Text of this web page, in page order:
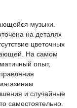
музыки.
на деталях
цветочных
На самом
опыт,
и случайные
самостоятельно.